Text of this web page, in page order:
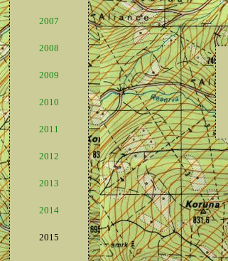
2007
2008
2009
2010
2011
2012
2013
2014
2015